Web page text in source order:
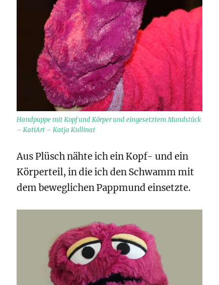
Handpuppe mit Kopf und Körper und eingesetztem Mundstück
– KatiArt – Katja Kullinat
Aus Plüsch nähte ich ein Kopf- und ein
Körperteil, in die ich den Schwamm mit
dem beweglichen Pappmund einsetzte.